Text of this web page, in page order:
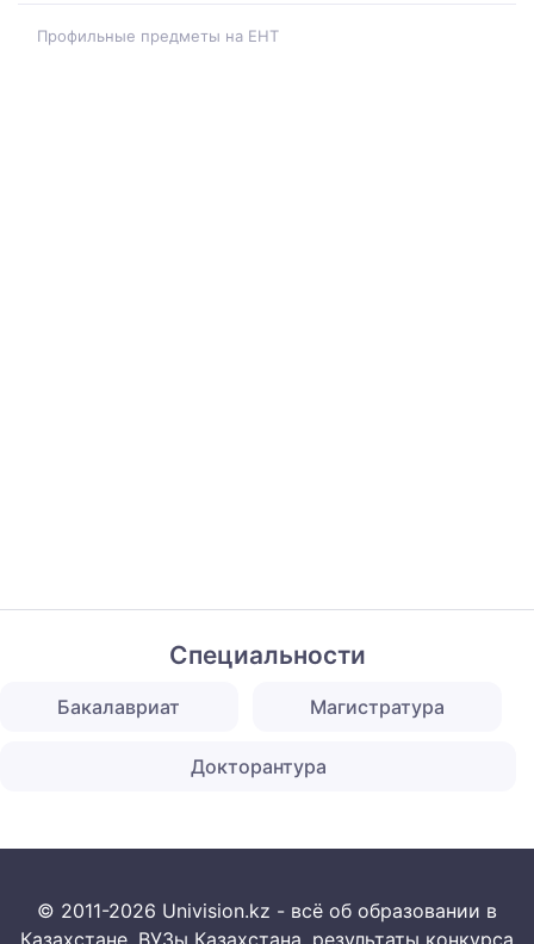
Профильные предметы на ЕНТ
Специальности
Бакалавриат Магистратура
Докторантура
© 2011-2026 Univision.kz - всё об образовании в
Казахстане. ВУЗы Казахстана, результаты конкурса